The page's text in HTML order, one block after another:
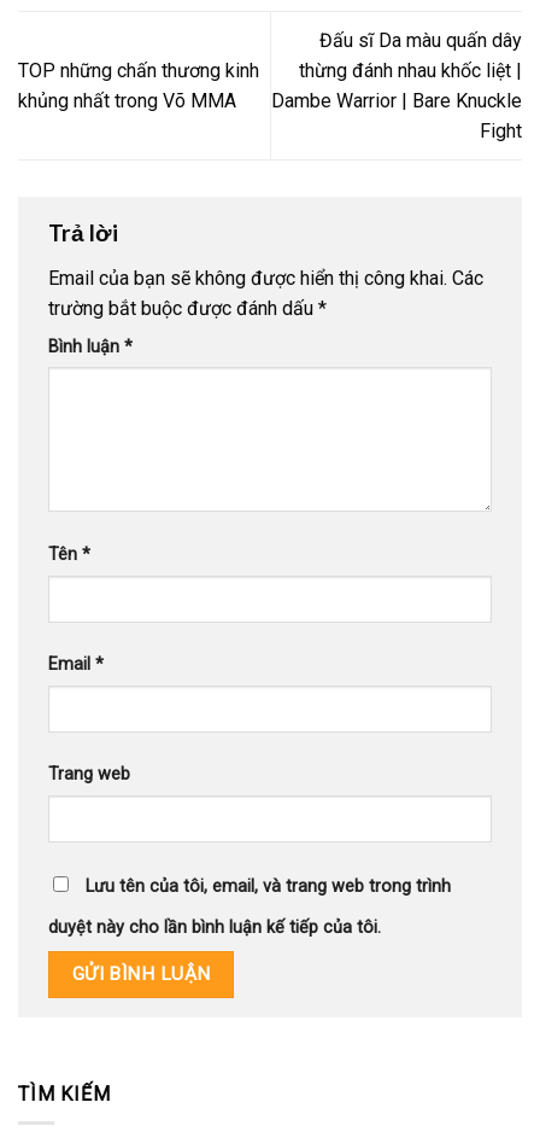
TOP những chấn thương kinh
khủng nhất trong Võ MMA
Đấu sĩ Da màu quấn dây
thừng đánh nhau khốc liệt |
Dambe Warrior | Bare Knuckle
Fight
Trả lời
Email của bạn sẽ không được hiển thị công khai. Các
trường bắt buộc được đánh dấu *
Bình luận *
Tên *
Email *
Trang web
Lưu tên của tôi, email, và trang web trong trình
duyệt này cho lần bình luận kế tiếp của tôi.
TÌM KIẾM